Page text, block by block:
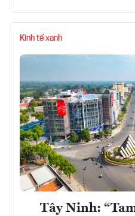
Kinh tế xanh
Tây Ninh: